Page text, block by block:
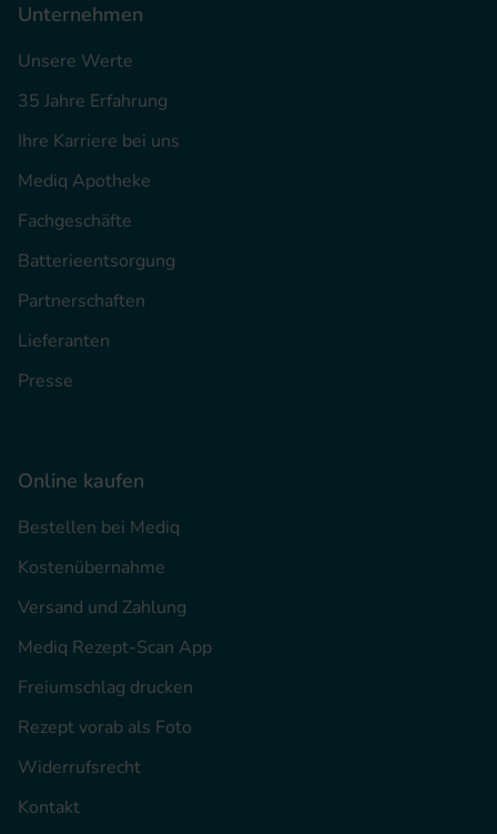
Unternehmen
Unsere Werte
35 Jahre Erfahrung
Ihre Karriere bei uns
Mediq Apotheke
Fachgeschäfte
Batterieentsorgung
Partnerschaften
Lieferanten
Presse
Online kaufen
Bestellen bei Mediq
Kostenübernahme
Versand und Zahlung
Mediq Rezept-Scan App
Freiumschlag drucken
Rezept vorab als Foto
Widerrufsrecht
Kontakt